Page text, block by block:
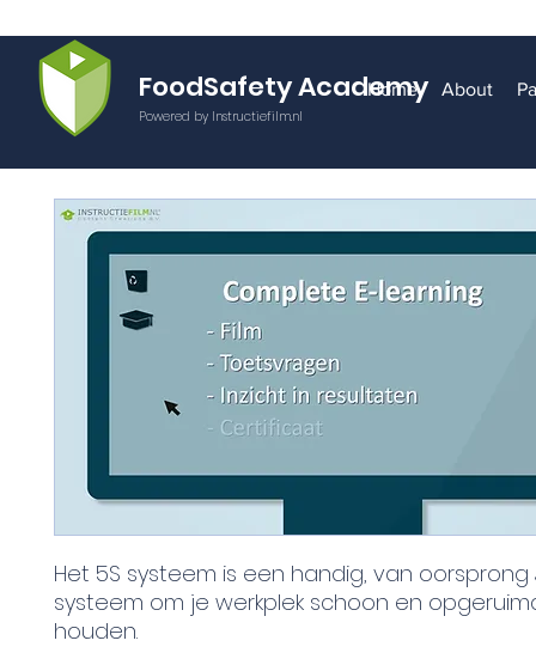
FoodSafety Academy
Powered by Instructiefilm.nl
Home About
Het 5S systeem is een handig, van oorsprong
systeem om je werkplek schoon en
houden.